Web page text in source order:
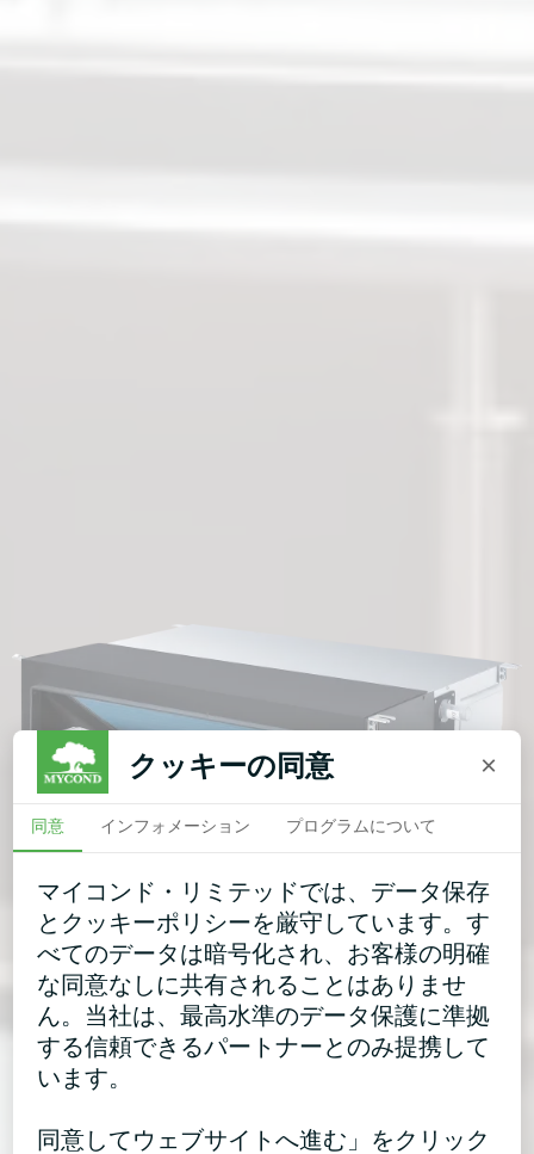
クッキーの同意 ×
同意 インフォメーション プログラムについて
マイコンド・リミテッドでは、データ保存
とクッキーポリシーを厳守しています。す
べてのデータは暗号化され、お客様の明確
な同意なしに共有されることはありませ
ん。当社は、最高水準のデータ保護に準拠
する信頼できるパートナーとのみ提携して
います。
同意してウェブサイトへ進む」をクリック